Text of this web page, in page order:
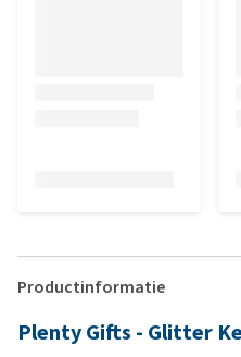
Productinformatie
Plenty Gifts - Glitter